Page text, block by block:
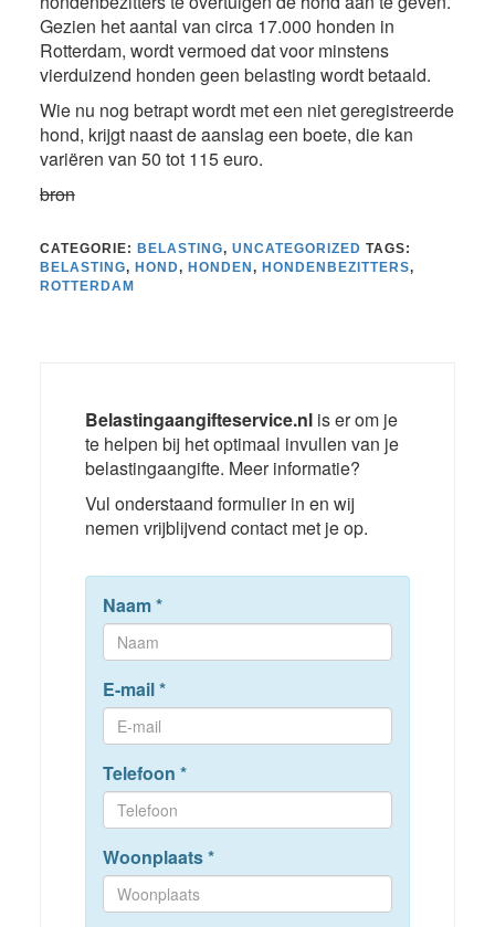
Gezien het aantal van circa 17.000 honden in
Rotterdam, wordt vermoed dat voor minstens
vierduizend honden geen belasting wordt betaald.
Wie nu nog betrapt wordt met een niet geregistreerde
hond, krijgt naast de aanslag een boete, die kan
variëren van 50 tot 115 euro.
bron
CATEGORIE: BELASTING, UNCATEGORIZED TAGS:
BELASTING, HOND, HONDEN, HONDENBEZITTERS,
ROTTERDAM
Belastingaangifteservice.nlis er om je
te helpen bij het optimaal invullen van je
belastingaangifte. Meer informatie?
Vul onderstaand formulier in en wij
nemen vrijblijvend contact met je op.
Naam*
E-mail*
Telefoon *
Woonplaats*